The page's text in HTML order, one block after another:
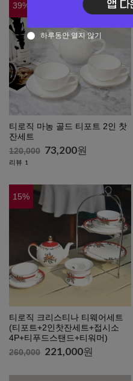
39%
티로직 마농 골드 티포트 2인 찻
잔세트
120,000 73,200원
리뷰 1
15%
티로직 크리스티나 티웨어세트
(티포트+2인찻잔세트+접시소
4P+티푸드스탠드+티워머)
260,000 221,000원
하루동안 열지 않기